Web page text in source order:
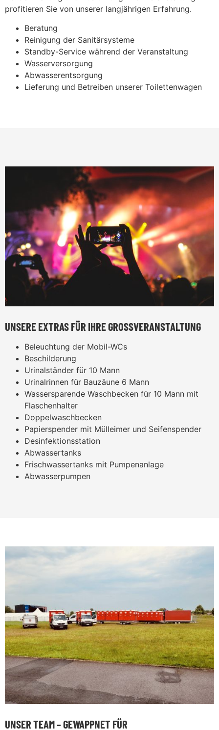
profitieren Sie von unserer langjährigen Erfahrung.
Beratung
Reinigung der Sanitärsysteme
Standby-Service während der Veranstaltung
Wasserversorgung
Abwasserentsorgung
Lieferung und Betreiben unserer Toilettenwagen
UNSERE EXTRAS FÜR IHRE GROSSVERANSTALTUNG
Beleuchtung der Mobil-WCs
Beschilderung
Urinalständer für 10 Mann
Urinalrinnen für Bauzäune 6 Mann
Wassersparende Waschbecken für 10 Mann mit
Flaschenhalter
Doppelwaschbecken
Papierspender mit Mülleimer und Seifenspender
Desinfektionsstation
Abwassertanks
Frischwassertanks mit Pumpenanlage
Abwasserpumpen
UNSER TEAM – GEWAPPNET FÜR